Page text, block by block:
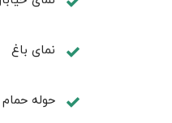
نمای باغ
حوله حمام